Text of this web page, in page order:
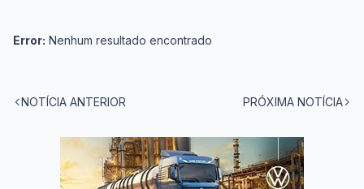
Error: Nenhum resultado encontrado
NOTÍCIA ANTERIOR PRÓXIMA NOTÍCIA